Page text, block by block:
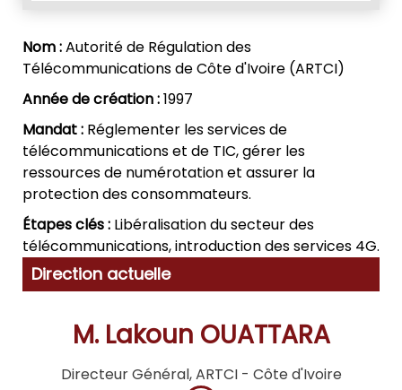
Nom :Autorité de Régulation des
Télécommunications de Côte d'Ivoire (ARTCI)
Année de création :1997
Mandat : Réglementer les services de
télécommunications et de TIC, gérer les
ressources de numérotation et assurer la
protection des consommateurs.
Étapes clés : Libéralisation du secteur des
télécommunications, introduction des services 4G.
Direction actuelle
M. Lakoun OUATTARA
Directeur Général, ARTCI - Côte d'Ivoire